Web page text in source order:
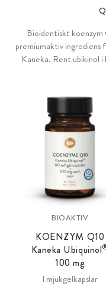
Bioidentiskt koenzym
premiumaktiv ingrediens
Kaneka. Rent ubikinol
BIOAKTIV
KOENZYM Q10
Kaneka Ubiquinol
100 mg
I mjukgelkapslar